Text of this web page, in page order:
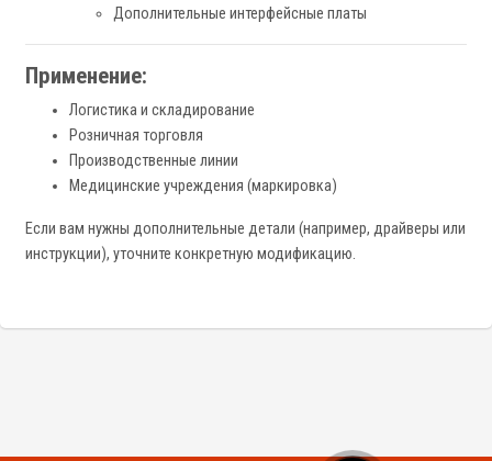
Дополнительные интерфейсные платы
Применение:
Логистика и складирование
Розничная торговля
Производственные линии
Медицинские учреждения (маркировка)
Если вам нужны дополнительные детали (например, драйверы или
инструкции), уточните конкретную модификацию.